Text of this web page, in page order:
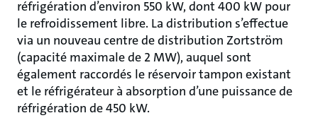
réfrigération d’environ 550 kW, dont 400 kW pour
le refroidissement libre. La distribution s’effectue
via un nouveau centre de distribution Zortström
(capacité maximale de 2 MW), auquel sont
également raccordés le réservoir tampon existant
et le réfrigérateur à absorption d’une puissance de
réfrigération de 450 kW.